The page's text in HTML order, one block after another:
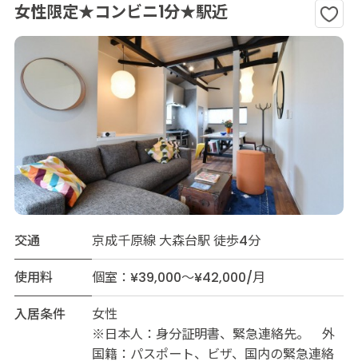
女性限定★コンビニ1分★駅近
交通
京成千原線 大森台駅 徒歩4分
使用料
個室：¥39,000～¥42,000/月
入居条件
女性
※日本人：身分証明書、緊急連絡先。 外
国籍：パスポート、ビザ、国内の緊急連絡